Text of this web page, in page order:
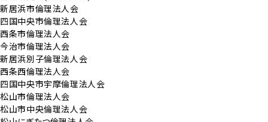
新居浜市倫理法人会
四国中央市倫理法人会
西条市倫理法人会
今治市倫理法人会
新居浜別子倫理法人会
西条西倫理法人会
四国中央市宇摩倫理法人会
松山市倫理法人会
松山市中央倫理法人会